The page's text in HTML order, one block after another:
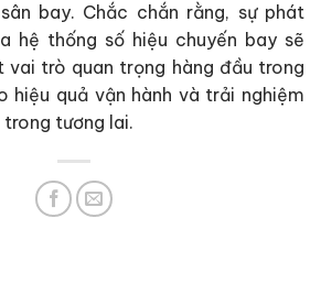
bay. Chắc chắn rằng, sự phát
hệ thống số hiệu chuyến bay sẽ
trò quan trọng hàng đầu trong
hiệu quả vận hành và trải nghiệm
tương lai.